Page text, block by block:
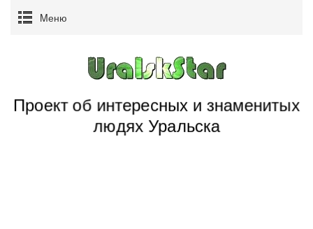
Mеню
Проект об интересных и знаменитых
людях Уральска